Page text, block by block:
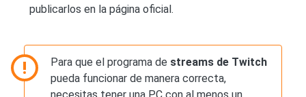
publicarlos en la página oficial.
Para que el programa de streams de Twitch
pueda funcionar de manera correcta,